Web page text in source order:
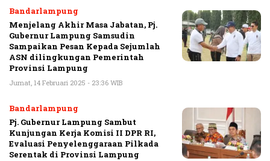
Bandarlampung
Menjelang Akhir Masa Jabatan, Pj.
Gubernur Lampung Samsudin
Sampaikan Pesan Kepada Sejumlah
ASN dilingkungan Pemerintah
Provinsi Lampung
Jumat, 14 Februari 2025 - 23:36 WIB
Bandarlampung
Pj. Gubernur Lampung Sambut
Kunjungan Kerja Komisi II DPR RI,
Evaluasi Penyelenggaraan Pilkada
Serentak di Provinsi Lampung